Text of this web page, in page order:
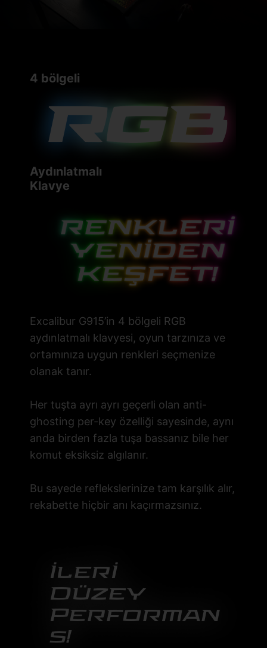
4 bölgeli
Aydınlatmalı
Klavye
Excalibur G915’in 4 bölgeli RGB
aydınlatmalı klavyesi, oyun tarzınıza ve
ortamınıza uygun renkleri seçmenize
olanak tanır.
Her tuşta ayrı ayrı geçerli olan anti-
ghosting per-key özelliği sayesinde, aynı
anda birden fazla tuşa bassanız bile her
komut eksiksiz algılanır.
Bu sayede reflekslerinize tam karşılık alır,
rekabette hiçbir anı kaçırmazsınız.
İlerİ
Düzey
Performan
s!